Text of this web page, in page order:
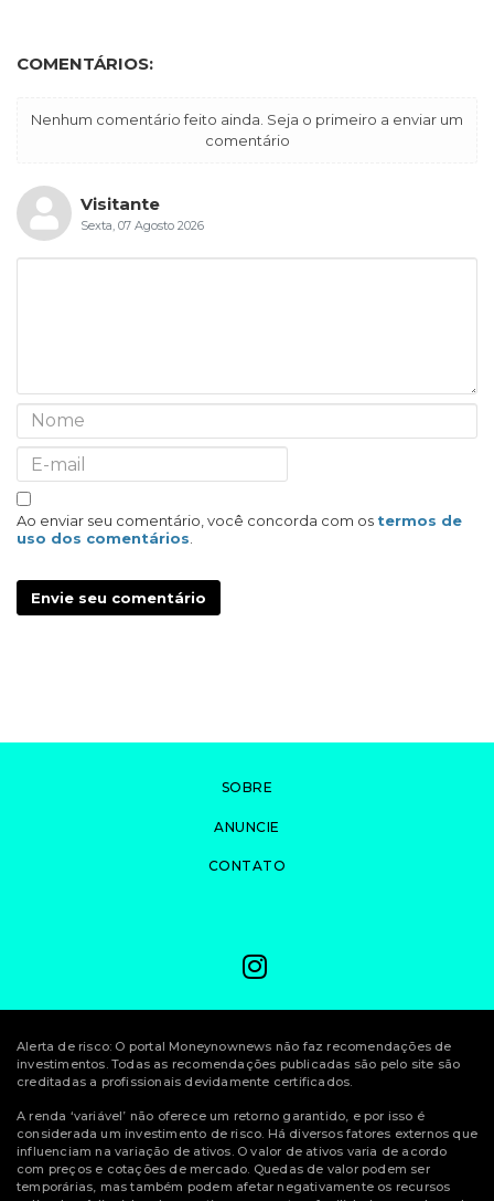
COMENTÁRIOS:
Nenhum comentário feito ainda. Seja o primeiro a enviar um
comentário
Visitante
Sexta, 07 Agosto 2026
Ao enviar seu comentário, você concorda com os termos de
uso dos comentários
Envie seu comentário
SOBRE
ANUNCIE
CONTATO
Alerta de risco: O portal Moneynownews não faz recomendações de
investimentos. Todas as recomendações publicadas são pelo site são
creditadas a profissionais devidamente certificados.
A renda ‘variável’ não oferece um retorno garantido, e por isso é
considerada um investimento de risco. Há diversos fatores externos que
influenciam na variação de ativos. O valor de ativos varia de acordo
com preços e cotações de mercado. Quedas de valor podem ser
temporárias, mas também podem afetar negativamente os recursos